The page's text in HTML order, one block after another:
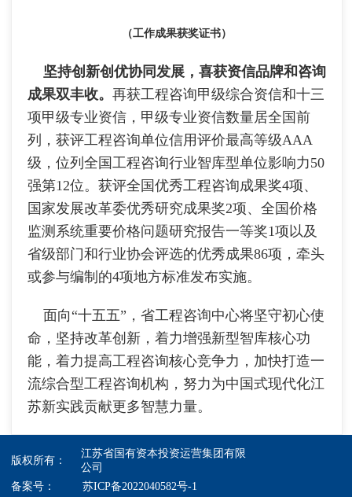
（工作成果获奖证书）
坚持创新创优协同发展，喜获资信品牌和咨询
成果双丰收。 再获工程咨询甲级综合资信和十三
项甲级专业资信，甲级专业资信数量居全国前
列，获评工程咨询单位信用评价最高等级AAA
级，位列全国工程咨询行业智库型单位影响力50
强第12位。获评全国优秀工程咨询成果奖4项、
国家发展改革委优秀研究成果奖2项、全国价格
监测系统重要价格问题研究报告一等奖1项以及
省级部门和行业协会评选的优秀成果86项，牵头
或参与编制的4项地方标准发布实施。
面向“十五五”，省工程咨询中心将坚守初心使
命，坚持改革创新，着力增强新型智库核心功
能，着力提高工程咨询核心竞争力，加快打造一
流综合型工程咨询机构，努力为中国式现代化江
苏新实践贡献更多智慧力量。
版权所有：
江苏省国有资本投资运营集团有限
公司
备案号：
苏ICP备2022040582号-1